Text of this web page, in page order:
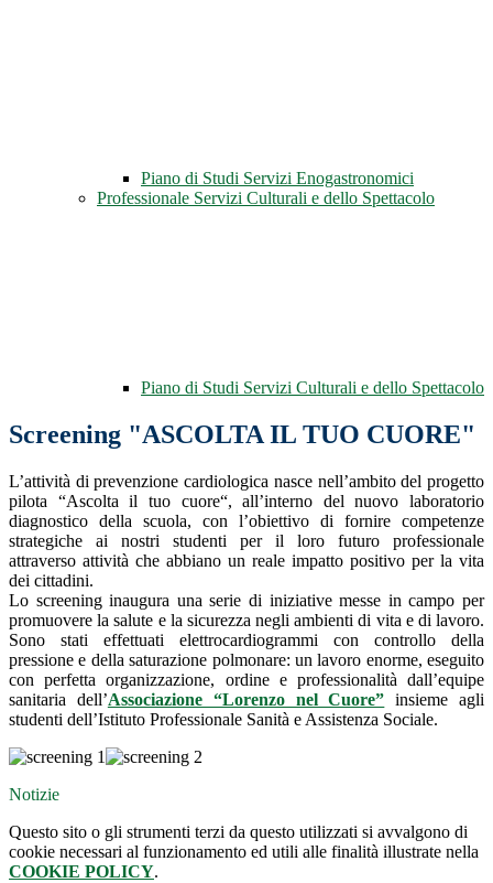
Piano di Studi Servizi Enogastronomici
Professionale Servizi Culturali e dello Spettacolo
Piano di Studi Servizi Culturali e dello Spettacolo
Screening "ASCOLTA IL TUO CUORE"
L’attività di prevenzione cardiologica nasce nell’ambito del progetto
pilota “Ascolta il tuo cuore“, all’interno del nuovo laboratorio
diagnostico della scuola, con l’obiettivo di fornire competenze
strategiche ai nostri studenti per il loro futuro professionale
attraverso attività che abbiano un reale impatto positivo per la vita
dei cittadini.
Lo screening inaugura una serie di iniziative messe in campo per
promuovere la salute e la sicurezza negli ambienti di vita e di lavoro.
Sono stati effettuati elettrocardiogrammi con controllo della
pressione e della saturazione polmonare: un lavoro enorme, eseguito
con perfetta organizzazione, ordine e professionalità dall’equipe
sanitaria dell’Associazione “Lorenzo nel Cuore” insieme agli
studenti dell’Istituto Professionale Sanità e Assistenza Sociale.
Notizie
Questo sito o gli strumenti terzi da questo utilizzati si avvalgono di
cookie necessari al funzionamento ed utili alle finalità illustrate nella
COOKIE POLICY.